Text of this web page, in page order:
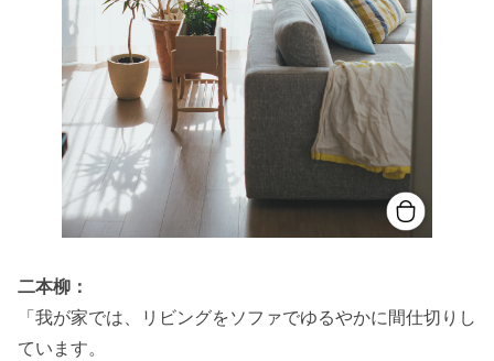
二本柳：
「我が家では、リビングをソファでゆるやかに間仕切りし
ています。